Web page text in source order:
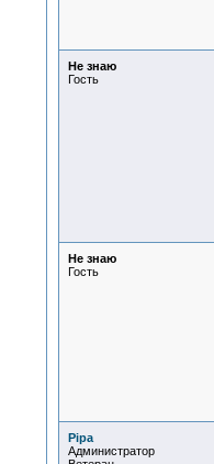
Не знаю
Гость
Не знаю
Гость
Pipa
Администратор